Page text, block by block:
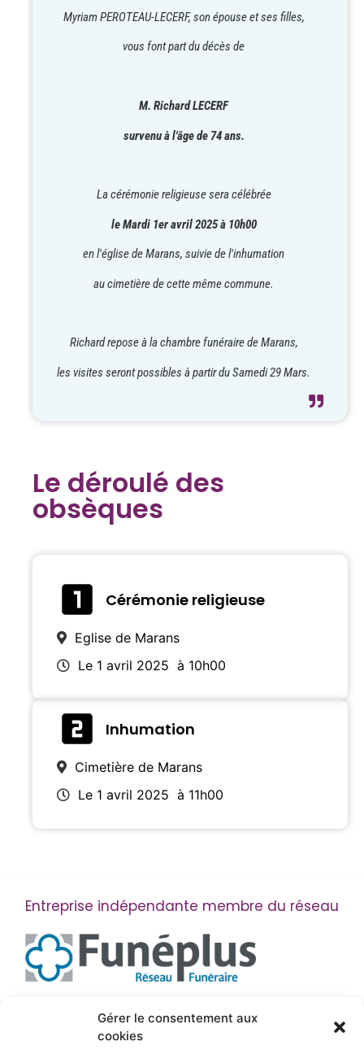
Gérer le consentement aux
cookies
Myriam PEROTEAU-LECERF, son épouse et ses filles,
vous font part du décès de
M. Richard LECERF
survenu à l'âge de 74 ans.
La cérémonie religieuse sera célébrée
le Mardi 1er avril 2025 à 10h00
en l'église de Marans, suivie de l'inhumation
au cimetière de cette même commune.
Richard repose à la chambre funéraire de Marans,
les visites seront possibles à partir du Samedi 29 Mars.
Le déroulé des
obsèques
Cérémonie religieuse
Eglise de Marans
Le 1 avril 2025 à 10h00
Inhumation
Cimetière de Marans
Le 1 avril 2025 à 11h00
Entreprise indépendante membre du réseau
Suivez-nous